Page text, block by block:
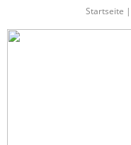
Startseite |